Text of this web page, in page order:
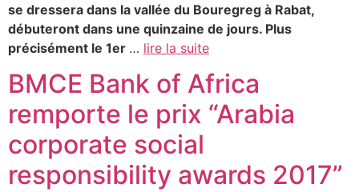
se dressera dans la vallée du Bouregreg à Rabat,
débuteront dans une quinzaine de jours. Plus
précisément le 1er … lire la suite
BMCE Bank of Africa
remporte le prix “Arabia
corporate social
responsibility awards 2017”